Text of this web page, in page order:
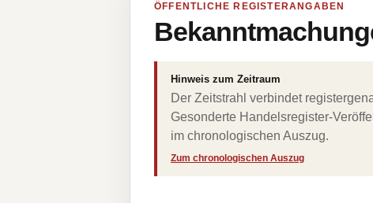
ÖFFENTLICHE REGISTERANGABEN
Hinweis zum Zeitraum
Der Zeitstrahl verbindet
Gesonderte Handelsregister-
im chronologischen Auszug.
Zum chronologischen Auszug